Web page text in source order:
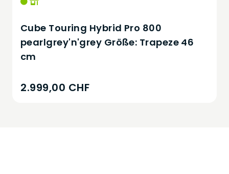
Cube Touring Hybrid Pro 800
pearlgrey'n'grey Größe: Trapeze 46
cm
2.999,00 CHF